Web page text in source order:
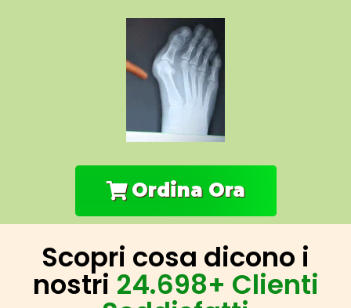
Ordina Ora
Scopri cosa dicono i
nostri 24.698+ Clienti